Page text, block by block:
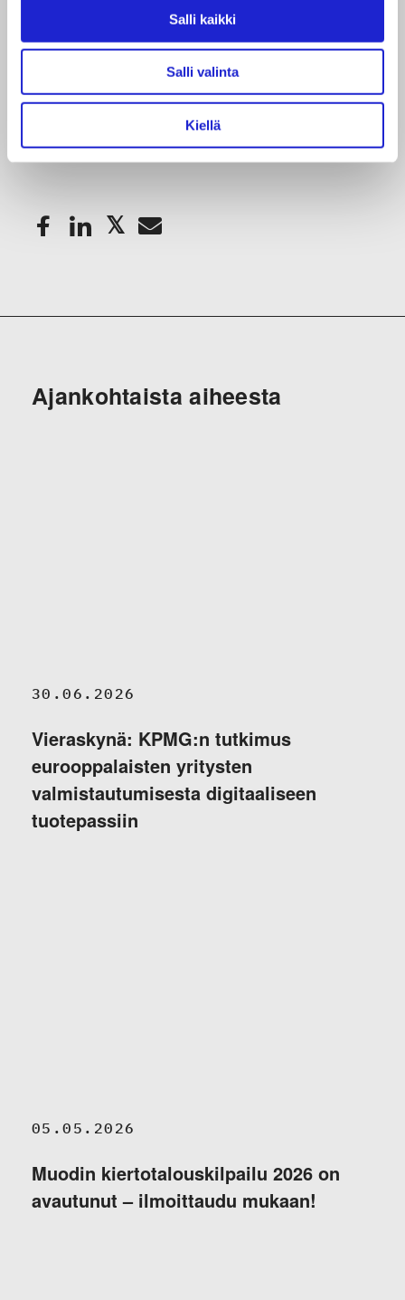
Salli kaikki
Salli valinta
Kiellä
kasvuun”, Luukko toteaa tyytyväisenä.
Resterin tiedote rahoituskierroksesta
Jaa artikkeli
Ajankohtaista aiheesta
30.06.2026
Vieraskynä: KPMG:n tutkimus
eurooppalaisten yritysten
valmistautumisesta digitaaliseen
tuotepassiin
05.05.2026
Muodin kiertotalouskilpailu 2026 on
avautunut – ilmoittaudu mukaan!